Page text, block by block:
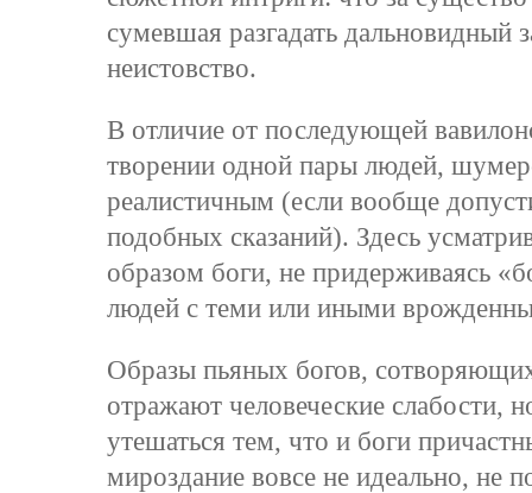
сумевшая разгадать дальновидный
неистовство.
В отличие от последующей
творении одной пары людей,
реалистичным (если вообще
подобных сказаний). Здесь
образом боги, не придерживаясь
людей с теми или иными
Образы пьяных богов,
отражают человеческие слабости,
утешаться тем, что и боги
мироздание вовсе не идеально, не